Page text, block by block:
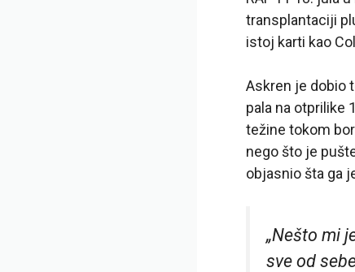
transplantaciji
istoj karti kao
Askren je dobio
pala na otprilike
težine tokom
nego što je
objasnio šta ga
„Nešto mi
sve od